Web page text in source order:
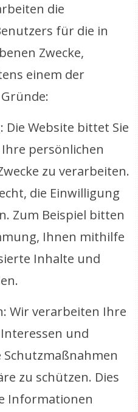
die
für die in
Zwecke,
einem der
Website bittet Sie
persönlichen
zu verarbeiten.
die Einwilligung
Zum Beispiel bitten
Ihnen mithilfe
Inhalte und
Wir verarbeiten Ihre
und
Schutzmaßnahmen
zu schützen. Dies
Informationen